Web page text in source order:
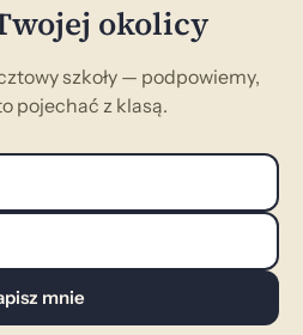
okolicy
szkoły — podpowiemy,
pojechać z klasą.
mnie